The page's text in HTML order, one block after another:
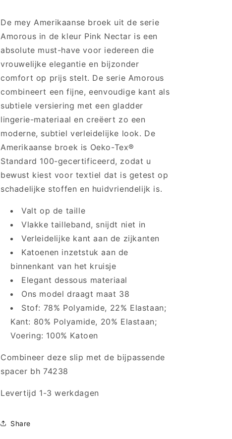
Nectar
(1747)
Nectar
(1747)
De mey Amerikaanse broek uit de serie
Amorous in de kleur Pink Nectar is een
absolute must-have voor iedereen die
vrouwelijke elegantie en bijzonder
comfort op prijs stelt. De serie Amorous
combineert een fijne, eenvoudige kant als
subtiele versiering met een gladder
lingerie-materiaal en creëert zo een
moderne, subtiel verleidelijke look. De
Amerikaanse broek is Oeko-Tex®
Standard 100-gecertificeerd, zodat u
bewust kiest voor textiel dat is getest op
schadelijke stoffen en huidvriendelijk is.
Valt op de taille
Vlakke tailleband, snijdt niet in
Verleidelijke kant aan de zijkanten
Katoenen inzetstuk aan de
binnenkant van het kruisje
Elegant dessous materiaal
Ons model draagt maat 38
Stof: 78% Polyamide, 22% Elastaan;
Kant: 80% Polyamide, 20% Elastaan;
Voering: 100% Katoen
Combineer deze slip met de bijpassende
spacer bh 74238
Levertijd 1-3 werkdagen
Share